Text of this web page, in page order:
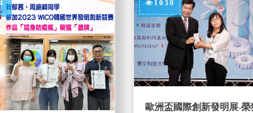
1030